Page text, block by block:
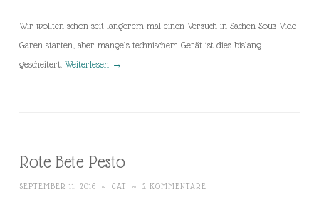
Wir wollten schon seit längerem mal einen Versuch in Sachen Sous Vide
Garen starten, aber mangels technischem Gerät ist dies bislang
gescheitert. Weiterlesen →
Rote Bete Pesto
SEPTEMBER 11, 2016 ~ CAT ~ 2 KOMMENTARE